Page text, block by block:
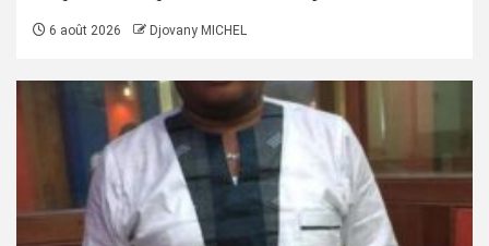
6 août 2026 Djovany MICHEL